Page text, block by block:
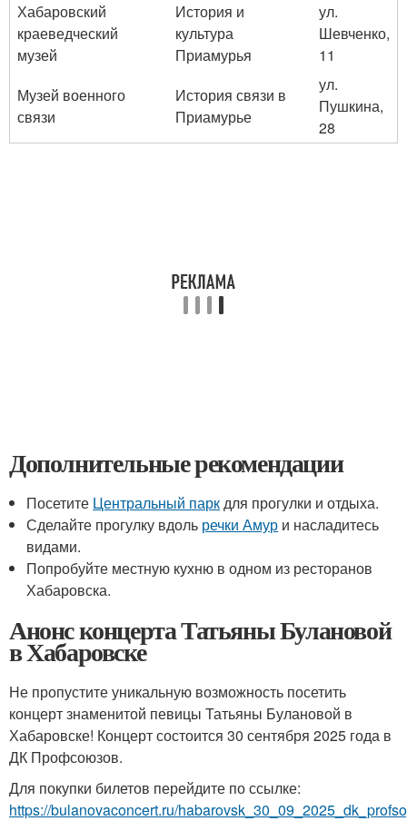
Хабаровский
краеведческий
музей
История и
культура
Приамурья
ул.
Шевченко,
11
Музей военного
связи
История связи в
Приамурье
ул.
Пушкина,
28
Дополнительные рекомендации
Посетите Центральный паркдля прогулки и отдыха.
Сделайте прогулку вдоль речки Амур и насладитесь
видами.
Попробуйте местную кухню в одном из ресторанов
Хабаровска.
Анонс концерта Татьяны Булановой
в Хабаровске
Не пропустите уникальную возможность посетить
концерт знаменитой певицы Татьяны Булановой в
Хабаровске! Концерт состоится 30 сентября 2025 года в
ДК Профсоюзов.
Для покупки билетов перейдите по ссылке:
https://bulanovaconcert.ru/